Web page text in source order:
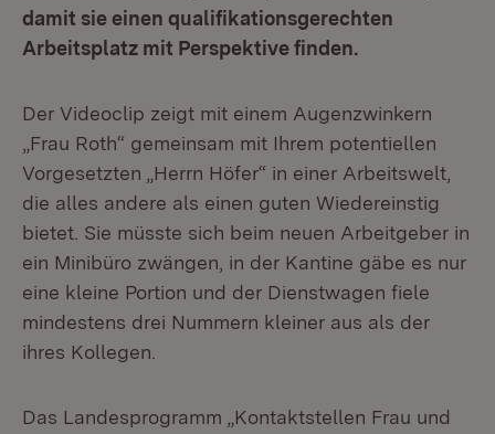
damit sie einen qualifikationsgerechten
Arbeitsplatz mit Perspektive finden.
Der Videoclip zeigt mit einem Augenzwinkern
„Frau Roth“ gemeinsam mit Ihrem potentiellen
Vorgesetzten „Herrn Höfer“ in einer Arbeitswelt,
die alles andere als einen guten Wiedereinstig
bietet. Sie müsste sich beim neuen Arbeitgeber in
ein Minibüro zwängen, in der Kantine gäbe es nur
eine kleine Portion und der Dienstwagen fiele
mindestens drei Nummern kleiner aus als der
ihres Kollegen.
Das Landesprogramm „Kontaktstellen Frau und